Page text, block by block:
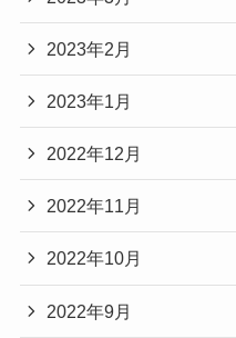
2023年2月
2023年1月
2022年12月
2022年11月
2022年10月
2022年9月